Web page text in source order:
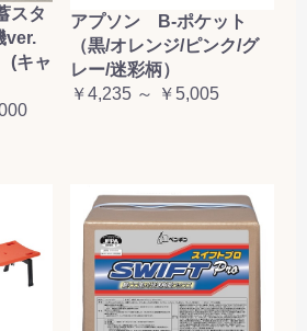
お買い物を続ける カートへ
スタ
ver.
(キャ
アプソン B-ポケット
（黒/オレンジ/ピンク/グ
レー/迷彩柄）
￥4,235 ～ ￥5,005